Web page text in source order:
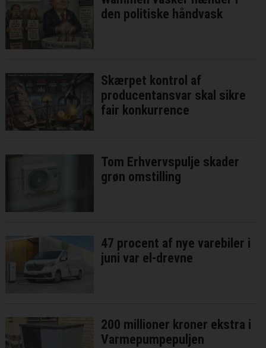
den politiske håndvask
Skærpet kontrol af
producentansvar skal sikre
fair konkurrence
Tom Erhvervspulje skader
grøn omstilling
47 procent af nye varebiler i
juni var el-drevne
200 millioner kroner ekstra i
Varmepumpepuljen